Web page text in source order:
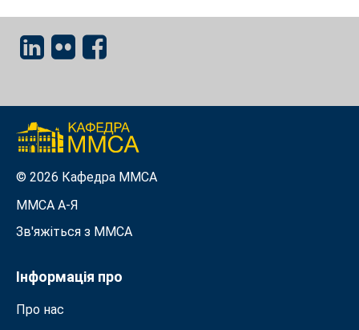
© 2026 Кафедра ММСА
ММСА A-Я
Зв'яжіться з MMСА
Інформація про
Про нас